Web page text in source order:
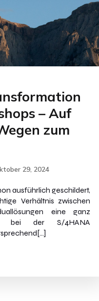
– Auf
zum
29, 2024
ausführlich geschildert,
Verhältnis zwischen
eine ganz
bei der S/4HANA